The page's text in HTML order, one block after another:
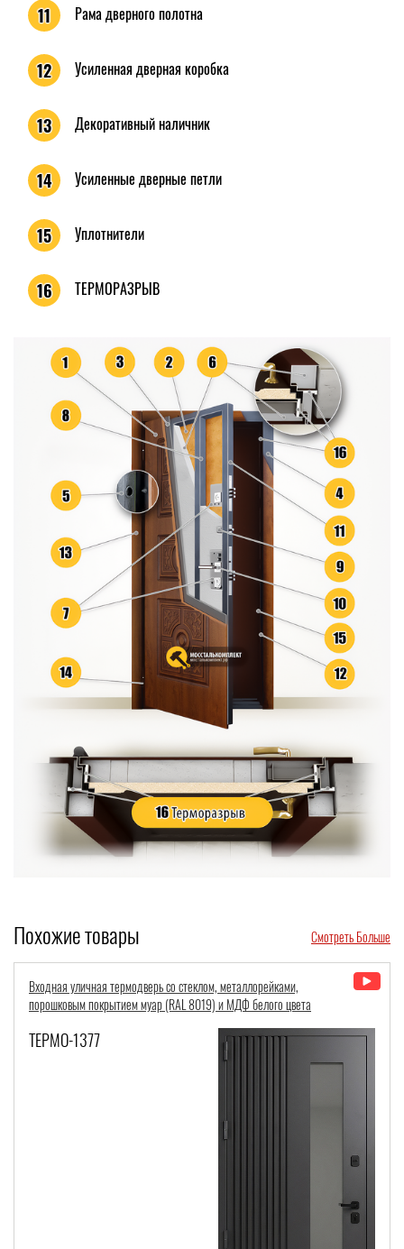
11 Рама дверного полотна
12 Усиленная дверная коробка
13 Декоративный наличник
14 Усиленные дверные петли
15 Уплотнители
16 ТЕРМОРАЗРЫВ
Похожие товары Смотреть Больше
Металлическая дверь «термо» с двухцветной панелью МДФ и длинной
ручкой
ТЕРМО-1020